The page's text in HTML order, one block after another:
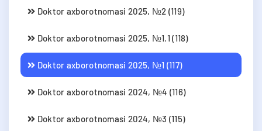
Doktor axborotnomasi 2025, №2 (119)
Doktor axborotnomasi 2025, №1.1 (118)
Doktor axborotnomasi 2025, №1 (117)
Doktor axborotnomasi 2024, №4 (116)
Doktor axborotnomasi 2024, №3 (115)